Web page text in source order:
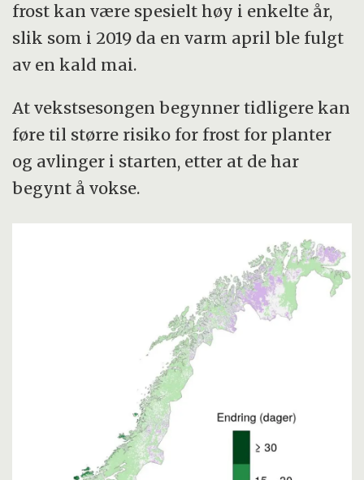
frost kan være spesielt høy i enkelte år,
slik som i 2019 da en varm april ble fulgt
av en kald mai.
At vekstsesongen begynner tidligere kan
føre til større risiko for frost for planter
og avlinger i starten, etter at de har
begynt å vokse.